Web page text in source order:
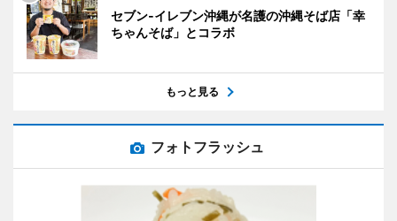
セブン‐イレブン沖縄が名護の沖縄そば店「幸
ちゃんそば」とコラボ
もっと見る
フォトフラッシュ